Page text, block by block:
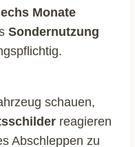
Monate
Sondernutzung
schauen,
reagieren
Abschleppen zu